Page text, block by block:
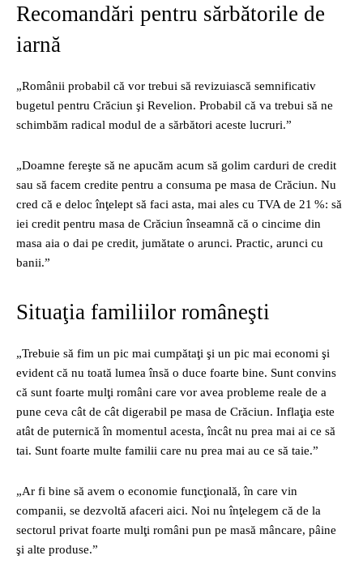
Recomandări pentru sărbătorile de
iarnă
„Românii probabil că vor trebui să revizuiască semnificativ
bugetul pentru Crăciun şi Revelion. Probabil că va trebui să ne
schimbăm radical modul de a sărbători aceste lucruri.”
„Doamne fereşte să ne apucăm acum să golim carduri de credit
sau să facem credite pentru a consuma pe masa de Crăciun. Nu
cred că e deloc înţelept să faci asta, mai ales cu TVA de 21 %: să
iei credit pentru masa de Crăciun înseamnă că o cincime din
masa aia o dai pe credit, jumătate o arunci. Practic, arunci cu
banii.”
Situaţia familiilor româneşti
„Trebuie să fim un pic mai cumpătaţi şi un pic mai economi şi
evident că nu toată lumea însă o duce foarte bine. Sunt convins
că sunt foarte mulţi români care vor avea probleme reale de a
pune ceva cât de cât digerabil pe masa de Crăciun. Inflaţia este
atât de puternică în momentul acesta, încât nu prea mai ai ce să
tai. Sunt foarte multe familii care nu prea mai au ce să taie.”
„Ar fi bine să avem o economie funcţională, în care vin
companii, se dezvoltă afaceri aici. Noi nu înţelegem că de la
sectorul privat foarte mulţi români pun pe masă mâncare, pâine
şi alte produse.”